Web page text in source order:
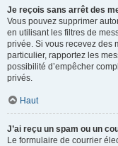
Je reçois sans arrêt des
Vous pouvez supprimer
en utilisant les filtres de
privée. Si vous recevez des
particulier, rapportez les
possibilité d’empêcher
privés.
Haut
J’ai reçu un spam ou un
Le formulaire de courrier